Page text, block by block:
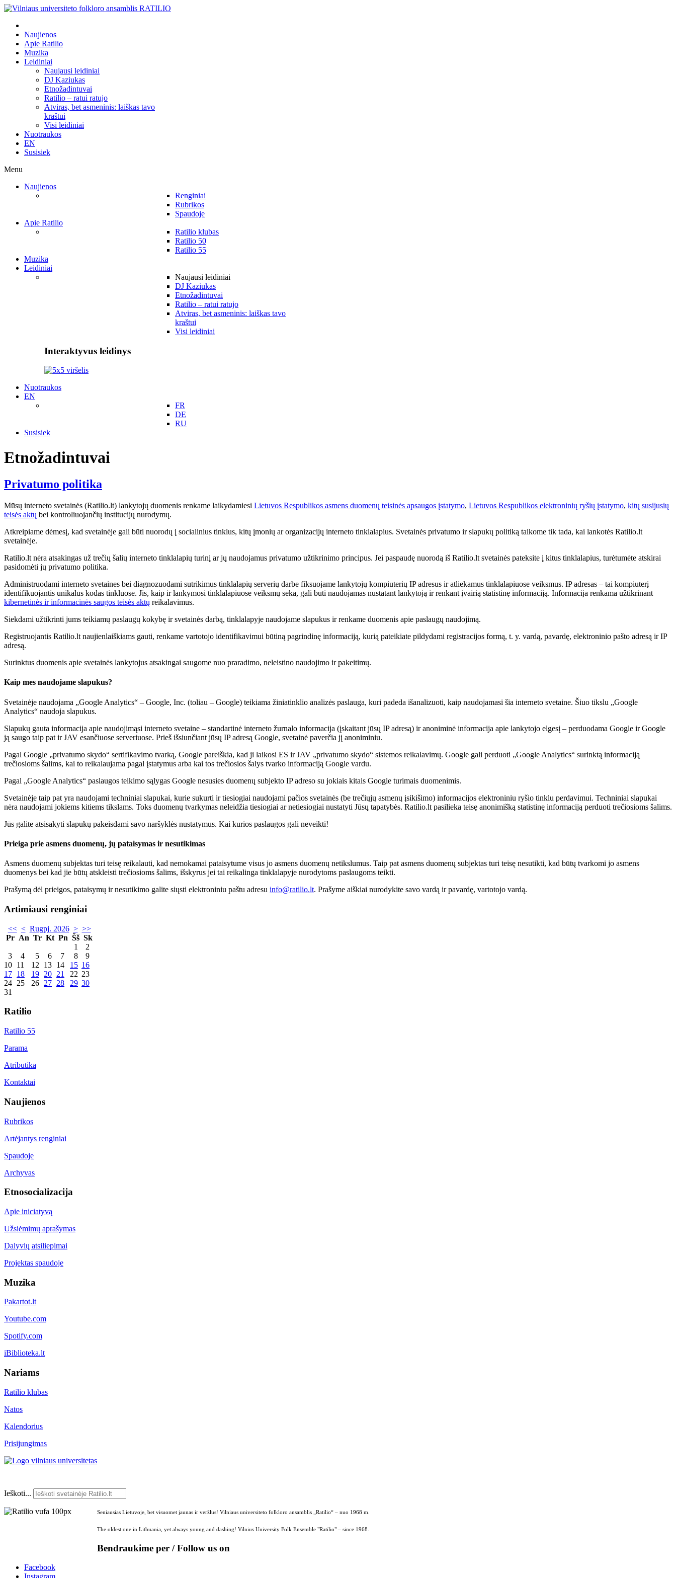
Naujienos
Apie Ratilio
Muzika
Leidiniai
Naujausi leidiniai
DJ Kaziukas
Etnožadintuvai
Ratilio – ratui ratujo
Atviras, bet asmeninis: laiškas tavo
kraštui
Visi leidiniai
Nuotraukos
EN
Susisiek
Menu
Naujienos
Renginiai
Rubrikos
Spaudoje
Apie Ratilio
Ratilio klubas
Ratilio 50
Ratilio 55
Muzika
Leidiniai
Naujausi leidiniai
DJ Kaziukas
Etnožadintuvai
Ratilio – ratui ratujo
Atviras, bet asmeninis: laiškas tavo
kraštui
Visi leidiniai
Interaktyvus leidinys
Nuotraukos
EN
FR
DE
RU
Susisiek
Etnožadintuvai
Privatumo politika
Mūsų interneto svetainės (Ratilio.lt) lankytojų duomenis renkame laikydamiesi Lietuvos Respublikos asmens duomenų teisinės apsaugos įstatymo, Lietuvos Respublikos elektroninių ryšių įstatymo, kitų susijusių
teisės aktų bei kontroliuojančių institucijų nurodymų.
Atkreipiame dėmesį, kad svetainėje gali būti nuorodų į socialinius tinklus, kitų įmonių ar organizacijų interneto tinklalapius. Svetainės privatumo ir slapukų politiką taikome tik tada, kai lankotės Ratilio.lt
svetainėje.
Ratilio.lt nėra atsakingas už trečių šalių interneto tinklalapių turinį ar jų naudojamus privatumo užtikrinimo principus. Jei paspaudę nuorodą iš Ratilio.lt svetainės pateksite į kitus tinklalapius, turėtumėte atskirai
pasidomėti jų privatumo politika.
Administruodami interneto svetaines bei diagnozuodami sutrikimus tinklalapių serverių darbe fiksuojame lankytojų kompiuterių IP adresus ir atliekamus tinklalapiuose veiksmus. IP adresas – tai kompiuterį
identifikuojantis unikalus kodas tinkluose. Jis, kaip ir lankymosi tinklalapiuose veiksmų seka, gali būti naudojamas nustatant lankytoją ir renkant įvairią statistinę informaciją. Informacija renkama užtikrinant
kibernetinės ir informacinės saugos teisės aktų reikalavimus.
Siekdami užtikrinti jums teikiamų paslaugų kokybę ir svetainės darbą, tinklalapyje naudojame slapukus ir renkame duomenis apie paslaugų naudojimą.
Registruojantis Ratilio.lt naujienlaiškiams gauti, renkame vartotojo identifikavimui būtiną pagrindinę informaciją, kurią pateikiate pildydami registracijos formą, t. y. vardą, pavardę, elektroninio pašto adresą ir IP
adresą.
Surinktus duomenis apie svetainės lankytojus atsakingai saugome nuo praradimo, neleistino naudojimo ir pakeitimų.
Kaip mes naudojame slapukus?
Svetainėje naudojama „Google Analytics“ – Google, Inc. (toliau – Google) teikiama žiniatinklio analizės paslauga, kuri padeda išanalizuoti, kaip naudojamasi šia interneto svetaine. Šiuo tikslu „Google
Analytics“ naudoja slapukus.
Slapukų gauta informacija apie naudojimąsi interneto svetaine – standartinė interneto žurnalo informacija (įskaitant jūsų IP adresą) ir anoniminė informacija apie lankytojo elgesį – perduodama Google ir Google
ją saugo taip pat ir JAV esančiuose serveriuose. Prieš išsiunčiant jūsų IP adresą Google, svetainė paverčia jį anoniminiu.
Pagal Google „privatumo skydo“ sertifikavimo tvarką, Google pareiškia, kad ji laikosi ES ir JAV „privatumo skydo“ sistemos reikalavimų. Google gali perduoti „Google Analytics“ surinktą informaciją
trečiosioms šalims, kai to reikalaujama pagal įstatymus arba kai tos trečiosios šalys tvarko informaciją Google vardu.
Pagal „Google Analytics“ paslaugos teikimo sąlygas Google nesusies duomenų subjekto IP adreso su jokiais kitais Google turimais duomenimis.
Svetainėje taip pat yra naudojami techniniai slapukai, kurie sukurti ir tiesiogiai naudojami pačios svetainės (be trečiųjų asmenų įsikišimo) informacijos elektroniniu ryšio tinklu perdavimui. Techniniai slapukai
nėra naudojami jokiems kitiems tikslams. Toks duomenų tvarkymas neleidžia tiesiogiai ar netiesiogiai nustatyti Jūsų tapatybės. Ratilio.lt pasilieka teisę anonimišką statistinę informaciją perduoti trečiosioms šalims.
Jūs galite atsisakyti slapukų pakeisdami savo naršyklės nustatymus. Kai kurios paslaugos gali neveikti!
Prieiga prie asmens duomenų, jų pataisymas ir nesutikimas
Asmens duomenų subjektas turi teisę reikalauti, kad nemokamai pataisytume visus jo asmens duomenų netikslumus. Taip pat asmens duomenų subjektas turi teisę nesutikti, kad būtų tvarkomi jo asmens
duomenys bei kad jie būtų atskleisti trečiosioms šalims, išskyrus jei tai reikalinga tinklalapyje nurodytoms paslaugoms teikti.
Prašymą dėl prieigos, pataisymų ir nesutikimo galite siųsti elektroniniu paštu adresu info@ratilio.lt. Prašyme aiškiai nurodykite savo vardą ir pavardę, vartotojo vardą.
Artimiausi renginiai
<< < Rugpj. 2026 > >>
Pr An Tr Kt Pn Šš Sk
1
2
3
4 5 6 7 8
9
10 11 12 13 14 15 16
17 18 19 20 21 22 23
24 25 26 27 28 29 30
31
Ratilio
Ratilio 55
Parama
Atributika
Kontaktai
Naujienos
Rubrikos
Artėjantys renginiai
Spaudoje
Archyvas
Etnosocializacija
Apie iniciatyvą
Užsiėmimų aprašymas
Dalyvių atsiliepimai
Projektas spaudoje
Muzika
Pakartot.lt
Youtube.com
Spotify.com
iBiblioteka.lt
Nariams
Ratilio klubas
Natos
Kalendorius
Prisijungimas
Ieškoti...
Seniausias Lietuvoje, bet visuomet jaunas ir veržlus! Vilniaus universiteto folkloro ansamblis „Ratilio“ – nuo 1968 m.
The oldest one in Lithuania, yet always young and dashing! Vilnius University Folk Ensemble "Ratilio" – since 1968.
Bendraukime per / Follow us on
Facebook